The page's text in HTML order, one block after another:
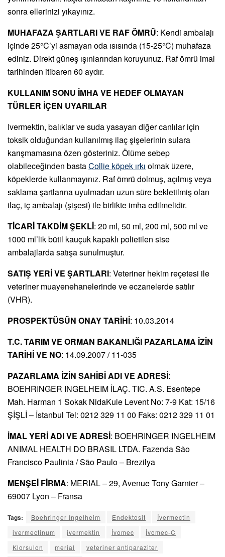
sonra ellerinizi yıkayınız.
MUHAFAZA ŞARTLARI VE RAF ÖMRÜ: Kendi ambalajı
içinde 25°C’yi asmayan oda ısısında (15-25°C) muhafaza
ediniz. Direkt güneş ışınlarından koruyunuz. Raf ömrü imal
tarihinden itibaren 60 aydır.
KULLANIM SONU İMHA VE HEDEF OLMAYAN
TÜRLER İÇEN UYARILAR
Ivermektin, balıklar ve suda yasayan diğer canlılar için
toksik olduğundan kullanılmış ilaç şişelerinin sulara
karışmamasına özen gösteriniz. Ölüme sebep
olabileceğinden bastaCollie köpek ırkı olmak üzere,
köpeklerde kullanmayınız. Raf ömrü dolmuş, açılmış veya
saklama şartlarına uyulmadan uzun süre bekletilmiş olan
ilaç, iç ambalajı (şişesi) ile birlikte imha edilmelidir.
TİCARİ TAKDİM ŞEKLİ: 20 ml, 50 ml, 200 ml, 500 ml ve
1000 ml’lik bütil kauçuk kapaklı polietilen sise
ambalajlarda satışa sunulmuştur.
SATIŞ YERİ VE ŞARTLARI: Veteriner hekim reçetesi ile
veteriner muayenehanelerinde ve eczanelerde satılır
(VHR).
PROSPEKTÜSÜN ONAY TARİHİ: 10.03.2014
T.C. TARIM VE ORMAN BAKANLIĞI PAZARLAMA İZİN
TARİHİ VE NO: 14.09.2007 / 11-035
PAZARLAMA İZİN SAHİBİ ADI VE ADRESİ:
BOEHRINGER INGELHEIM İLAÇ. TIC. A.S. Esentepe
Mah. Harman 1 Sokak NidaKule Levent No: 7-9 Kat: 15/16
ŞİŞLİ – İstanbul Tel: 0212 329 11 00 Faks: 0212 329 11 01
İMAL YERİ ADI VE ADRESİ: BOEHRINGER INGELHEIM
ANIMAL HEALTH DO BRASIL LTDA. Fazenda São
Francisco Paulinia / São Paulo – Brezilya
MENŞEİ FİRMA: MERIAL – 29, Avenue Tony Garnier –
69007 Lyon – Fransa
Tags: Boehringer Ingelheim Endektosit
İvermectin
ivermectinum
ivermektin İvomec
İvomec-C
Klorsulon
merial
veteriner antiparaziter